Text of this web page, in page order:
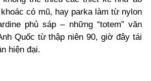
có mũ, hay parka làm từ nylon
phủ sáp – những “totem” văn
Quốc từ thập niên 90, giờ đây tái
hiện đại.